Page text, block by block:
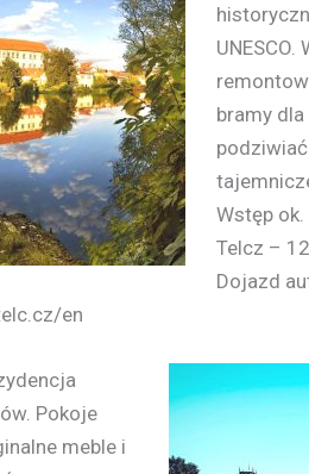
bramy
Wstęp ok.
Telcz –
Dojazd
en
Pokoje
meble i